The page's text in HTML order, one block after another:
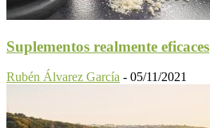
Suplementos realmente eficaces
Rubén Álvarez García - 05/11/2021